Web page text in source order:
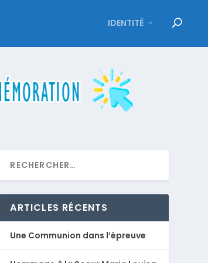
IDENTITÉ
ARTICLES RÉCENTS
Une Communion dans l’épreuve